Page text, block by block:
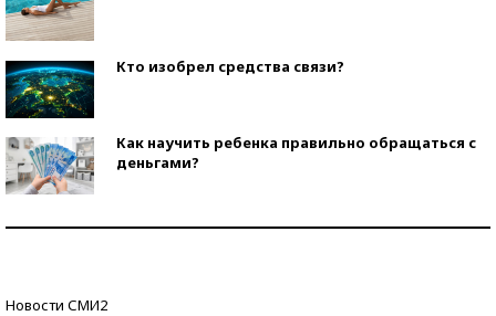
Кто изобрел средства связи?
Как научить ребенка правильно обращаться с
деньгами?
Новости СМИ2